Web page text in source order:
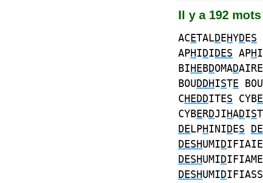
Il y a 192
ACETALDEHYDES
APHIDIDES APHI
BIHEBDOMADAIRE
BOUDDHISTE BOU
CHEDDITES CYBE
CYBERDJIHADIS
DELPHINIDES
DESHUMID
DESHUMID
DESHUMID